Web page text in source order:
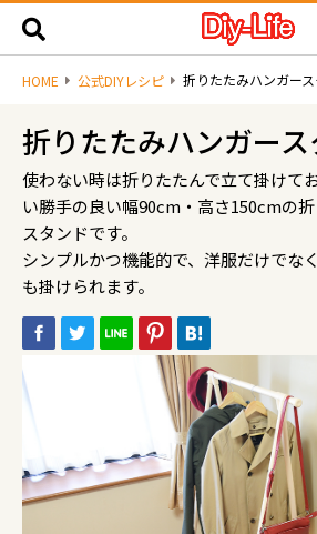
HOME 公式DIYレシピ 折りたたみハンガー
折りたたみハンガー
使わない時は折りたたんで立て掛けて
い勝手の良い幅90cm・高さ150cmの
スタンドです。
シンプルかつ機能的で、洋服だけでな
も掛けられます。